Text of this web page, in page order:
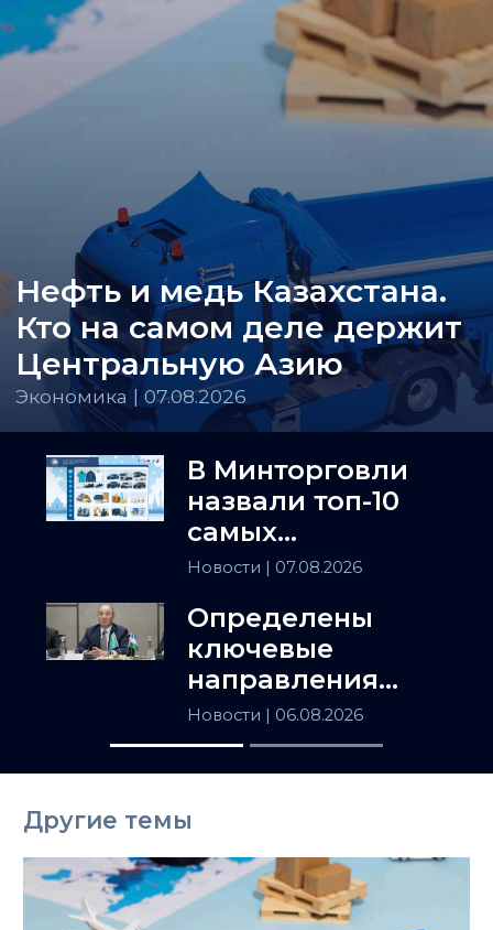
Нефть и медь Казахстана.
Кто на самом деле держит
Центральную Азию
Экономика | 07.08.2026
В Минторговли
назвали топ-10
самых
популярных
Казахстане
Новости | 07.08.2026
Определены
ключевые
направления
сотрудничества
Астаны и
Ташкента
Новости | 06.08.2026
Другие темы